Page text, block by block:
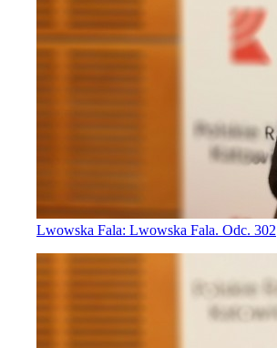
Lwowska Fala: Lwowska Fala. Odc. 302